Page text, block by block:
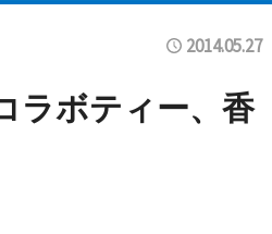
2014.05.27
ラボティー、香